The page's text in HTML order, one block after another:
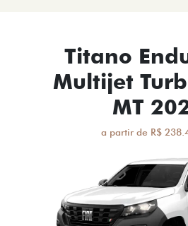
Titano
Multijet
MT
a partir de R$